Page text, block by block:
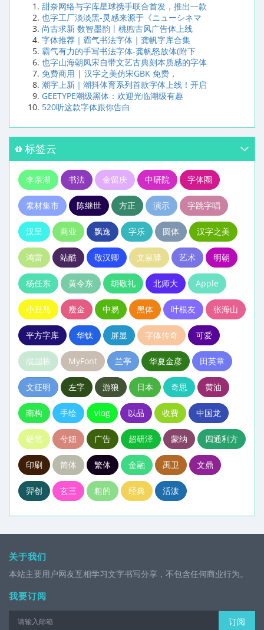
甜奈网络与字库星球携手联合首发，推出一款
也字工厂淡淡黑-灵感来源于《ニューシネマ
尚古求新 数智墨韵丨桃煦古风广告体上线
字体推荐｜霸气书法字体｜龚帆字库合集
霸气有力的手写书法字体-龚帆怒放体(附下
也字山海朝凤宋自带文艺古典刻本质感的字体
免费商用 | 汉字之美仿宋GBK 免费，
潮字上新｜潮抖体育系列首款字体上线！开启
GEETYPE潮级黑体：欢迎光临潮级有趣
520听这款字体跟你告白
标签云
李亲湖 书法 金留庆 中研院 字体圈
素材集市 陈继世 方正 演示 字跳字唱
汉呈 商业 飘逸 字乐 圆体 汉字之美
鸿雷 站酷 敬汉卿 文泉驿 艺术 明朝
杨任东 黄令东 胡敬礼 北师大 Apple
小豆岛 瘦金 中易 黑体 叶根友 张海山
平方字库 华钛 屏显 字体传奇 可爱
战国栋 MyFont 兰亭 华夏金彦 田英章
文征明 左字 游狼 日本 奇思 黄油
南构 手绘 vlog 以品 收费 中国龙
硬笔 兮妞 广告 超研泽 蒙纳 四通利方
印刷 简体 繁体 金融 禹卫 文鼎
羿创 玄三 粗的 经典 活泼
关于我们
本站主要用户网友互相学习文字书写分享，不包含任何商业行为。
我要订阅
订阅